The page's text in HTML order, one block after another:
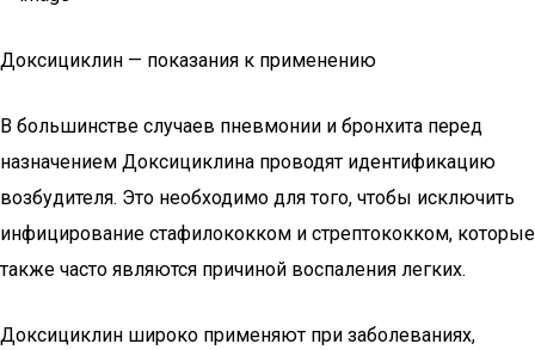
Доксициклин — показания к применению
В большинстве случаев пневмонии и бронхита перед
назначением Доксициклина проводят идентификацию
возбудителя. Это необходимо для того, чтобы исключить
инфицирование стафилококком и стрептококком, которые
также часто являются причиной воспаления легких.
Доксициклин широко применяют при заболеваниях,